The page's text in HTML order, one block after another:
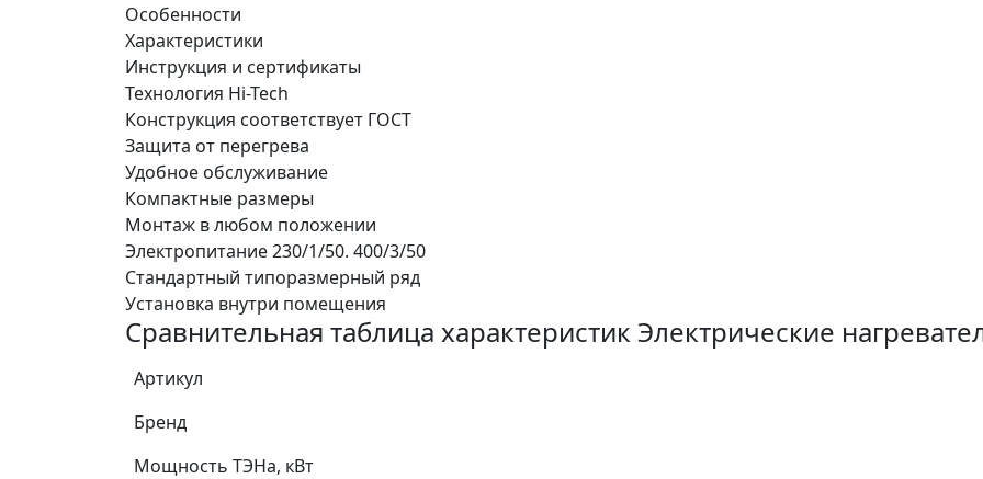
Особенности
Характеристики
Инструкция и сертификаты
Технология Hi-Tech
Конструкция соответствует ГОСТ
Защита от перегрева
Удобное обслуживание
Компактные размеры
Монтаж в любом положении
Электропитание 230/1/50. 400/3/50
Стандартный типоразмерный ряд
Установка внутри помещения
Сравнительная таблица характеристик Электрические
Артикул
Бренд
Мощность ТЭНа, кВт